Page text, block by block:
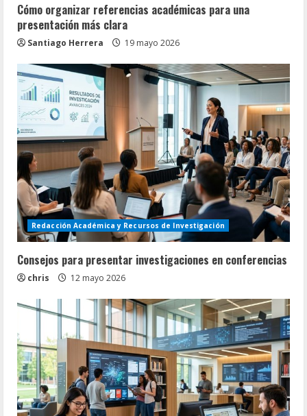
Cómo organizar referencias académicas para una
presentación más clara
Santiago Herrera 19 mayo 2026
Redacción Académica y Recursos de Investigación
Consejos para presentar investigaciones en conferencias
chris 12 mayo 2026